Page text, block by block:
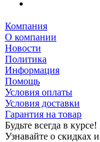
Компания
О компании
Новости
Политика
Информация
Помощь
Условия оплаты
Условия доставки
Гарантия на товар
Будьте всегда в курсе!
Узнавайте о скидках